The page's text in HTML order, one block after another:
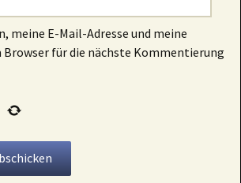
meine E-Mail-Adresse und meine
Browser für die nächste Kommentierung